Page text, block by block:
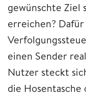
gewünschte Ziel
erreichen?
einen Sender
Nutzer steckt
die